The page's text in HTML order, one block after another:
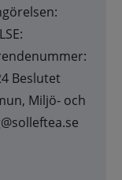
Beslutet
Miljö- och